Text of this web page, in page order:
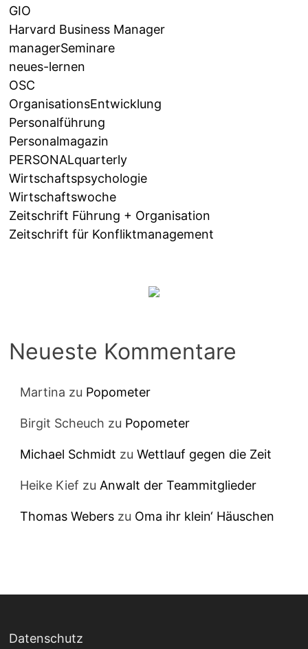
GIO
Harvard Business Manager
managerSeminare
neues-lernen
OSC
OrganisationsEntwicklung
Personalführung
Personalmagazin
PERSONALquarterly
Wirtschaftspsychologie
Wirtschaftswoche
Zeitschrift Führung + Organisation
Zeitschrift für Konfliktmanagement
Neueste Kommentare
Martina zu Popometer
Birgit Scheuch zu Popometer
Michael Schmidt zuWettlauf gegen die Zeit
Heike Kief zuAnwalt der Teammitglieder
Thomas Webers zu Oma ihr klein‘ Häuschen
Datenschutz